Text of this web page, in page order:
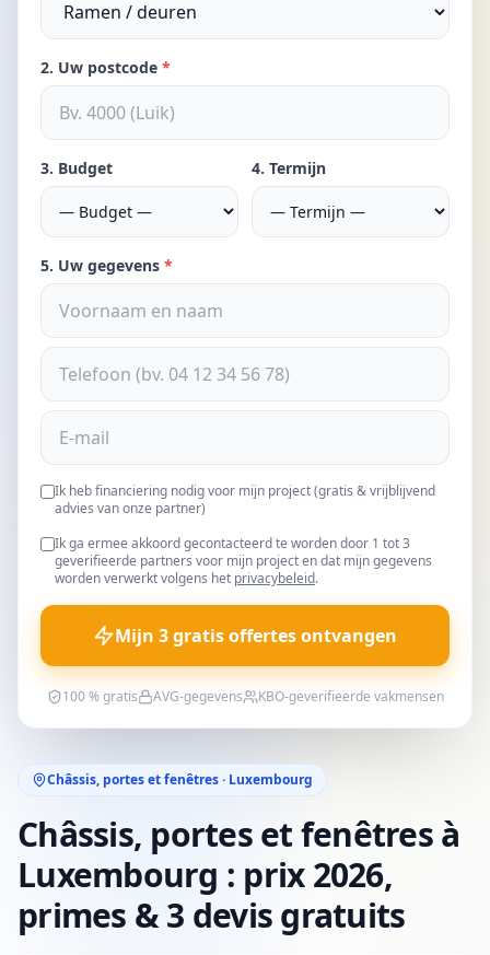
Châssis, portes et fenêtres · Luxembourg
Châssis, portes et fenêtres à
Luxembourg : prix 2026,
primes & 3 devis gratuits
2. Uw postcode *
3. Budget 4. Termijn
5. Uw gegevens *
Ik heb financiering nodig voor mijn project (gratis & vrijblijvend
advies van onze partner)
Ik ga ermee akkoord gecontacteerd te worden door 1 tot 3
geverifieerde partners voor mijn project en dat mijn gegevens
worden verwerkt volgens het privacybeleid.
Mijn 3 gratis offertes ontvangen
100 % gratis AVG-gegevens KBO-geverifieerde vakmensen